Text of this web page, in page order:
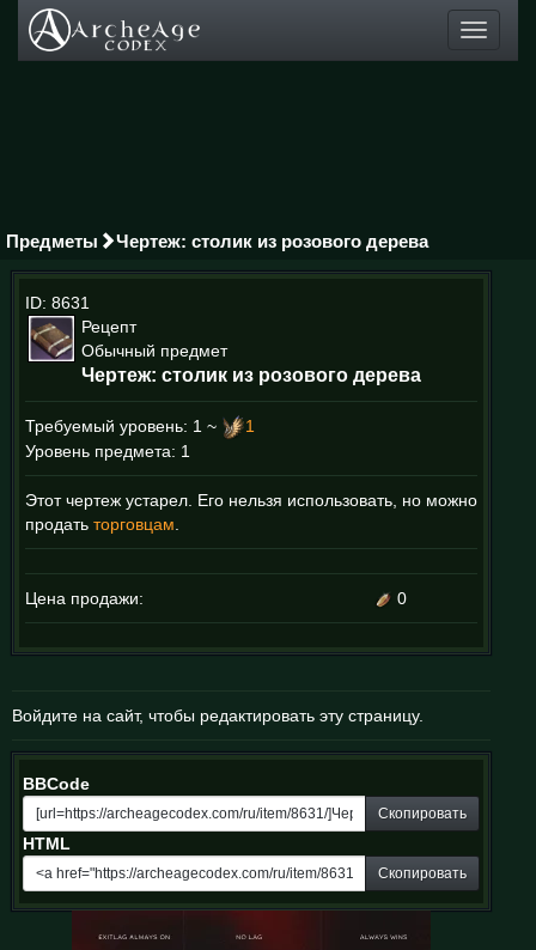
Toggle
Предметы Чертеж: столик из розового дерева
ID: 8631
Рецепт
Обычный предмет
Чертеж: столик из розового дерева
Требуемый уровень: 1 ~
1
Уровень предмета: 1
Этот чертеж устарел. Его нельзя использовать, но можно
продать торговцам
Цена продажи: 0
Войдите на сайт, чтобы редактировать эту страницу.
BBCode
Скопировать
HTML
Скопировать